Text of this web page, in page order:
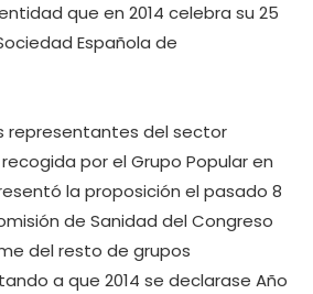
que en 2014 celebra su 25
Española de
representantes del sector
por el Grupo Popular en
la proposición el pasado 8
de Sanidad del Congreso
del resto de grupos
a que 2014 se declarase Año